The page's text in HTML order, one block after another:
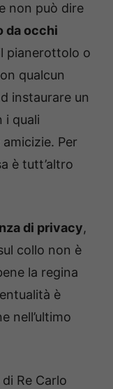
non può dire
da occhi
pianerottolo o
qualcun
instaurare un
i quali
Per
è tutt’altro
di privacy,
collo non è
la regina
è
nell’ultimo
Re Carlo